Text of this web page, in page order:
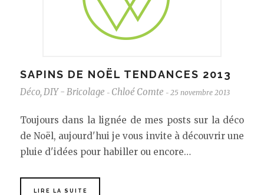
SAPINS DE NOËL TENDANCES 2013
Déco, DIY - Bricolage - Chloé Comte - 25 novembre 2013
Toujours dans la lignée de mes posts sur la déco
de Noël, aujourd'hui je vous invite à découvrir une
pluie d'idées pour habiller ou encore…
LIRE LA SUITE